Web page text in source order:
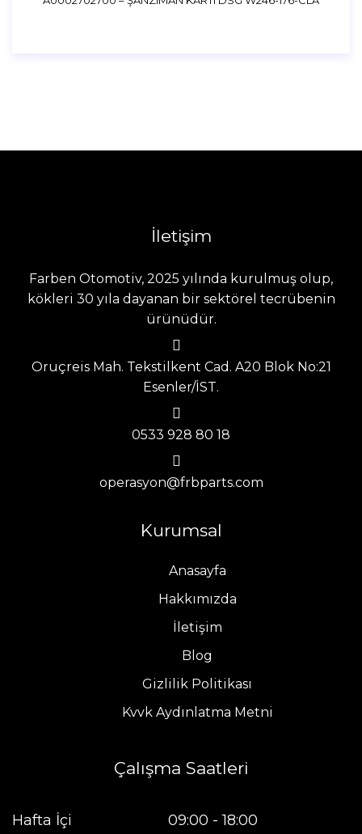
İletişim
Farben Otomotiv, 2025 yılında kurulmuş olup,
kökleri 30 yıla dayanan bir sektörel tecrübenin
ürünüdür.
Oruçreis Mah. Tekstilkent Cad. A20 Blok No:21
Esenler/İST.
0533 928 80 18
operasyon@frbparts.com
Kurumsal
Anasayfa
Hakkımızda
İletişim
Blog
Gizlilik Politikası
Kvvk Aydınlatma Metni
Çalışma Saatleri
Hafta İçi 09:00 - 18:00